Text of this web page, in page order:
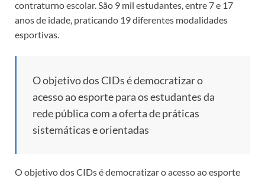
contraturno escolar. São 9 mil estudantes, entre 7 e 17
anos de idade, praticando 19 diferentes modalidades
esportivas.
O objetivo dos CIDs é democratizar o
acesso ao esporte para os estudantes da
rede pública com a oferta de práticas
sistemáticas e orientadas
O objetivo dos CIDs é democratizar o acesso ao esporte